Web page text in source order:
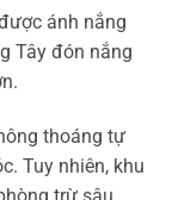
ánh nắng
Tây đón nắng
thoáng tự
Tuy nhiên, khu